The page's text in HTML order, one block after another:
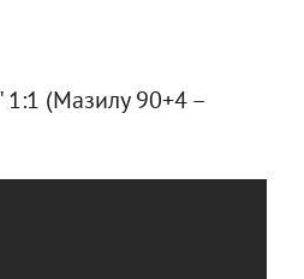
1:1 (Мазилу 90+4 –